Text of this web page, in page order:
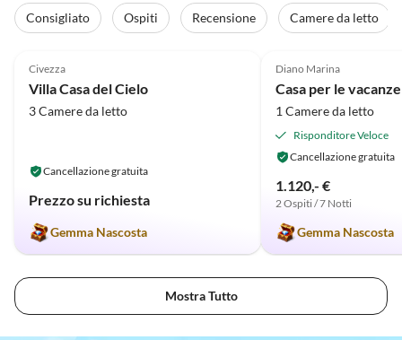
Consigliato Ospiti Recensione
Camere da letto
Civezza
Villa Casa del Cielo
3 Camere da letto
Cancellazione gratuita
Prezzo su richiesta
Gemma Nascosta
Diano Marina
1 Camere da letto
Risponditore Veloce
Cancellazione gratuita
1.120,- €
2 Ospiti / 7 Notti
Gemma Nascosta
Mostra Tutto